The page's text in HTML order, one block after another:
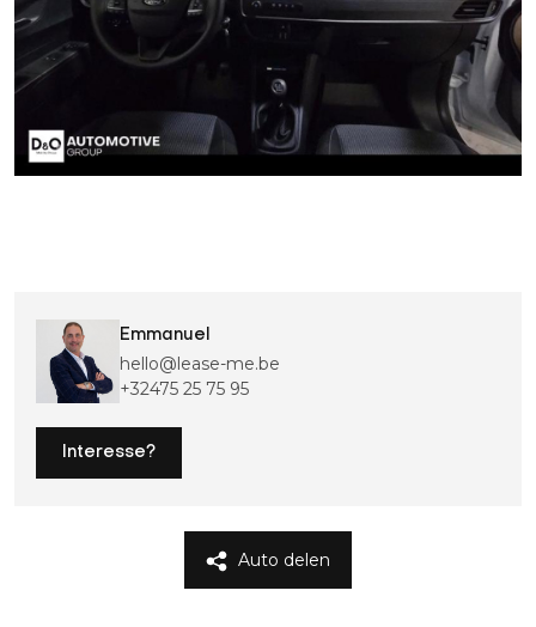
Emmanuel
hello@lease-me.be
+32475 25 75 95
Interesse?
Auto delen